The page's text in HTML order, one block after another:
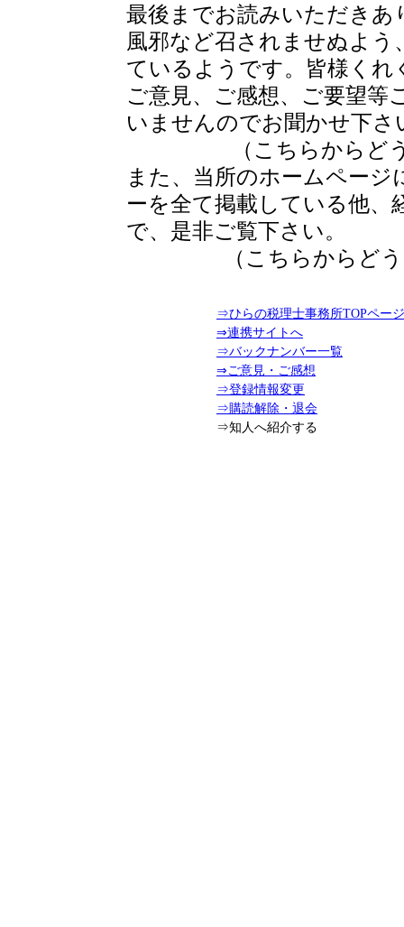
最後までお読みいただき
風邪など召されませぬよ
ているようです。皆様く
ご意見、ご感想、ご要望
いませんのでお聞かせ下さ
（こちらから
また、当所のホームペー
ーを全て掲載している他
で、是非ご覧下さい。
（こちらから
⇒ひらの税理士事務所TOPペー
⇒連携サイトへ
⇒バックナンバー一覧
⇒ご意見・ご感想
⇒登録情報変更
⇒購読解除・退会
⇒知人へ紹介する